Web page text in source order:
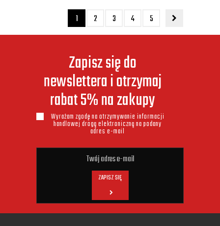
1 2 3 4 5
Zapisz się do
newslettera i otrzymaj
rabat 5% na zakupy
Wyrażam zgodę na otrzymywanie informacji
handlowej drogą elektroniczną na podany
adres e-mail
ZAPISZ SIĘ